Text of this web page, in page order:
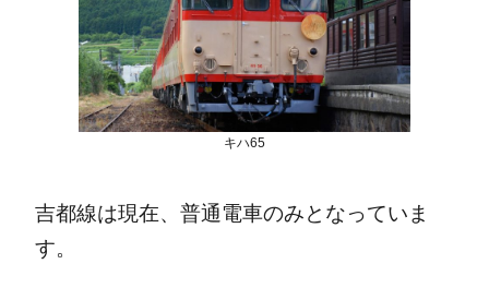
キハ65
吉都線は現在、普通電車のみとなっていま
す。